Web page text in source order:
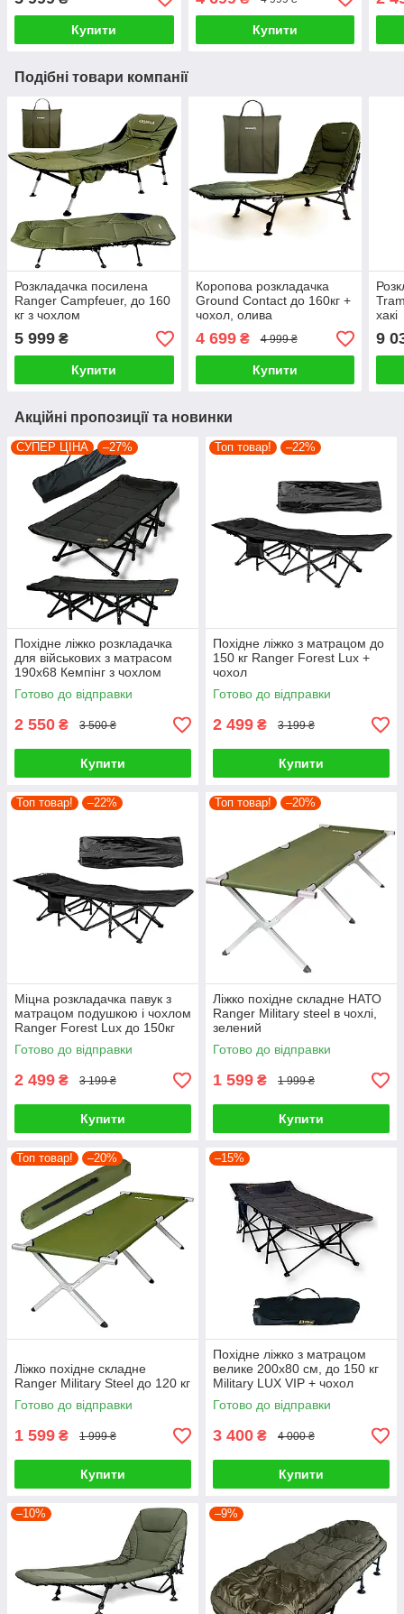
Купити Купити
Подібні товари компанії
Розкладачка посилена
Ranger Campfeuer, до 160
кг з чохлом
5 999 ₴
Купити
Коропова розкладачка
Ground Contact до 160кг +
чохол, олива
4 699₴ 4 999 ₴
Купити
хакі
9
Акційні пропозиції та новинки
СУПЕР ЦІНА –27%
Похідне ліжко розкладачка
для військових з матрасом
190x68 Кемпінг з чохлом
Готово до відправки
2 550 ₴ 3 500 ₴
Купити
Топ товар! –22%
Похідне ліжко з матрацом до
150 кг Ranger Forest Lux +
чохол
Готово до відправки
2 499 ₴ 3 199 ₴
Купити
Топ товар! –22%
Міцна розкладачка павук з
матрацом подушкою і чохлом
Ranger Forest Lux до 150кг
Готово до відправки
2 499 ₴ 3 199 ₴
Купити
Топ товар! –20%
Ліжко похідне складне НАТО
Ranger Military steel в чохлі,
зелений
Готово до відправки
1 599 ₴ 1 999 ₴
Купити
Топ товар! –20%
Ліжко похідне складне
Ranger Military Steel до 120 кг
Готово до відправки
1 599 ₴ 1 999 ₴
Купити
–15%
Похідне ліжко з матрацом
велике 200x80 см, до 150 кг
Military LUX VIP + чохол
Готово до відправки
3 400 ₴ 4 000 ₴
Купити
–10% –9%